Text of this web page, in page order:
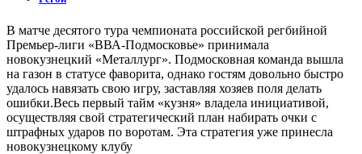
В матче десятого тура чемпионата российской регбийной
Премьер-лиги «ВВА-Подмосковье» принимала
новокузнецкий «Металлург». Подмосковная команда вышла
на газон в статусе фаворита, однако гостям довольно быстро
удалось навязать свою игру, заставляя хозяев поля делать
ошибки.Весь первый тайм «кузня» владела инициативой,
осуществляя свой стратегический план набирать очки с
штрафных ударов по воротам. Эта стратегия уже принесла
новокузнецкому клубу